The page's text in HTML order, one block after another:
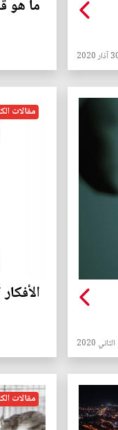
ما هو
مقالات
مقالات